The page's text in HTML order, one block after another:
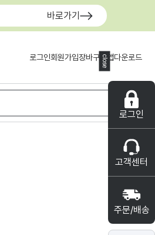
close
로그인
고객센터
주문/배송
바로가기
로그인회원가입장바구니앱다운로드